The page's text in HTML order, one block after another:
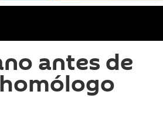
antes de